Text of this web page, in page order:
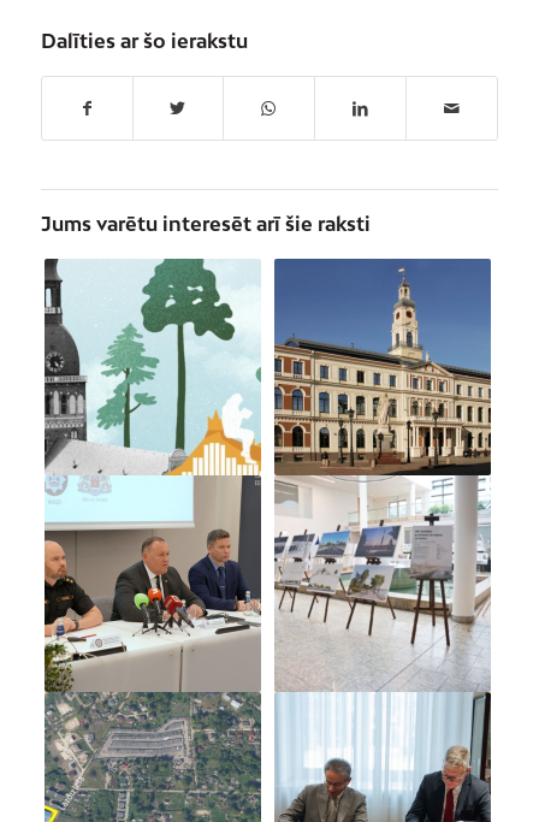
Dalīties ar šo ierakstu
Jums varētu interesēt arī šie raksti